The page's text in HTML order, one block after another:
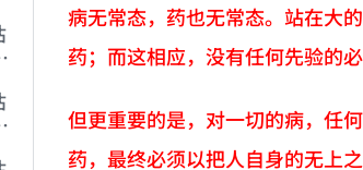
病无常态，药也无常态。站在大
药；而这相应，没有任何先验的
但更重要的是，对一切的病，任
药，最终必须以把人自身的无上